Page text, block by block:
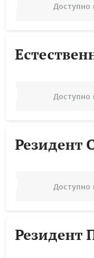
Доступно
Доступно
Резидент
Доступно
Резидент